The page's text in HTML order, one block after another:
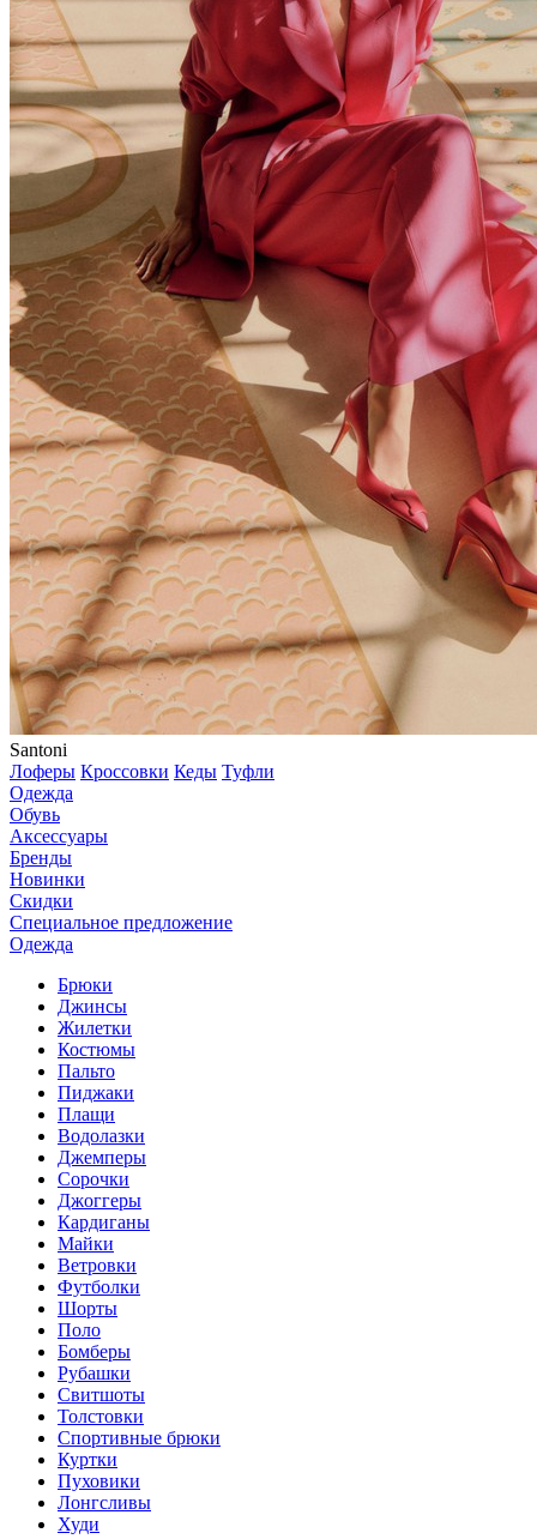
Santoni
Лоферы Кроссовки Кеды Туфли
Одежда
Обувь
Аксессуары
Бренды
Новинки
Скидки
Специальное предложение
Одежда
Брюки
Джинсы
Жилетки
Костюмы
Пальто
Пиджаки
Плащи
Водолазки
Джемперы
Сорочки
Джоггеры
Кардиганы
Майки
Ветровки
Футболки
Шорты
Поло
Бомберы
Рубашки
Свитшоты
Толстовки
Спортивные брюки
Куртки
Пуховики
Лонгсливы
Худи